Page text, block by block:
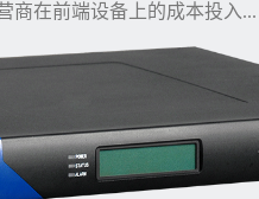
商在前端设备上的成本投入...